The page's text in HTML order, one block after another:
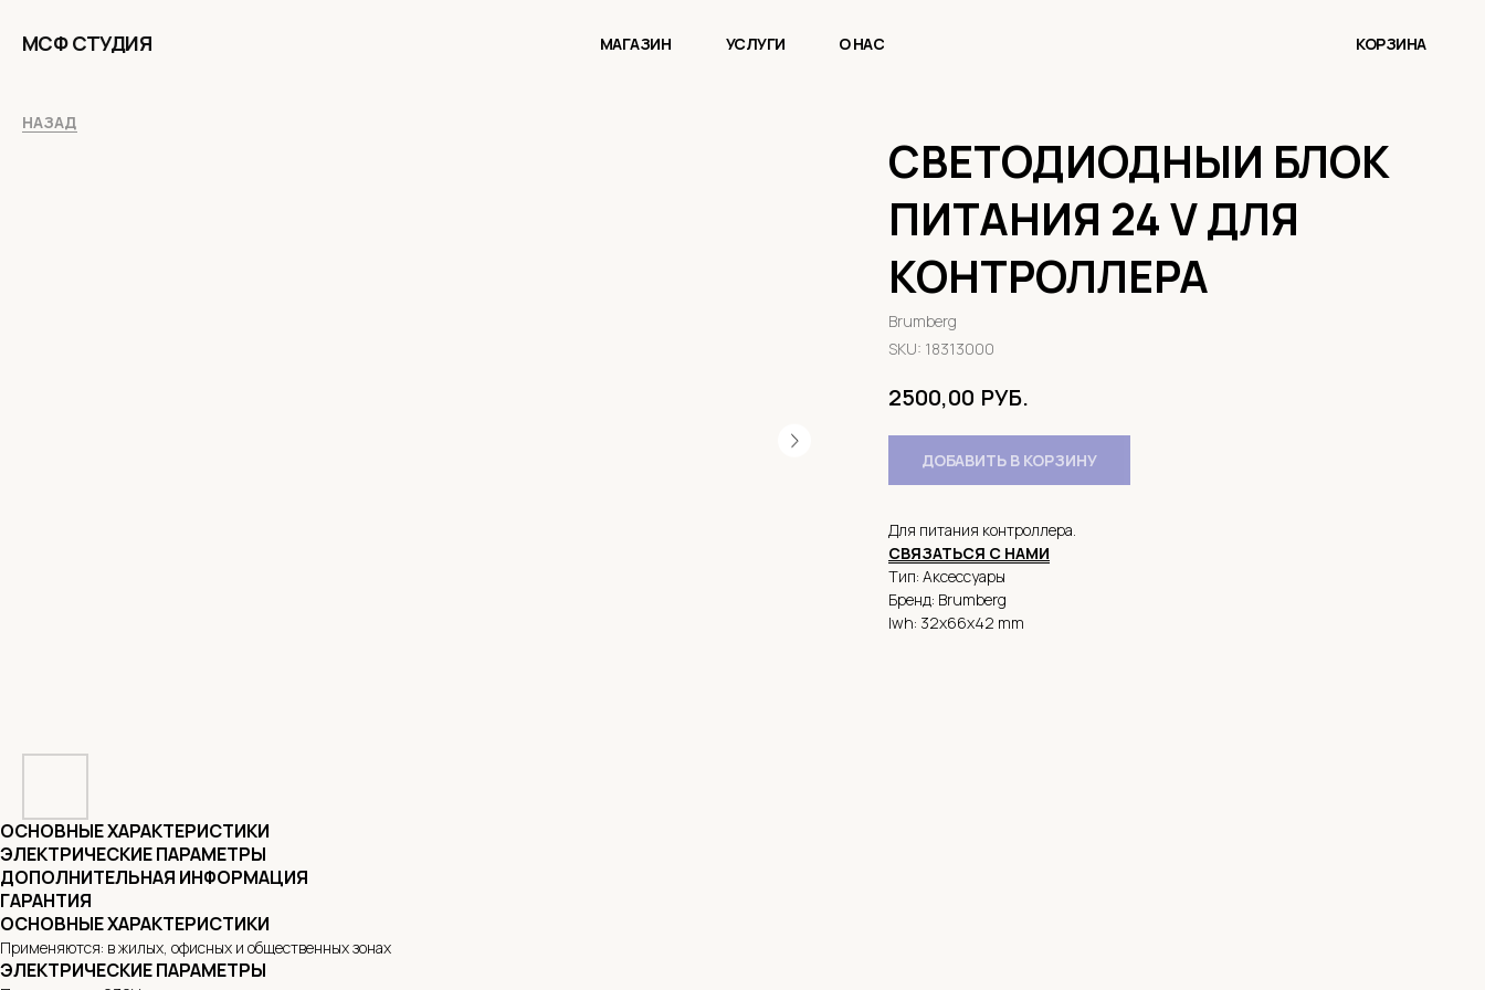
МАГАЗИН УСЛУГИ
МСФ СТУДИЯ О НАС КОРЗИНА
НАЗАД
СВЕТОДИОДНЫЙ БЛОК
ПИТАНИЯ 24 V ДЛЯ
КОНТРОЛЛЕРА
Brumberg
SKU: 18313000
2500,00 РУБ.
ДОБАВИТЬ В КОРЗИНУ
Для питания контроллера.
СВЯЗАТЬСЯ С НАМИ
Тип: Аксессуары
Бренд: Brumberg
lwh: 32x66x42 mm
ОСНОВНЫЕ ХАРАКТЕРИСТИКИ
ЭЛЕКТРИЧЕСКИЕ ПАРАМЕТРЫ
ДОПОЛНИТЕЛЬНАЯ ИНФОРМАЦИЯ
ГАРАНТИЯ
ОСНОВНЫЕ ХАРАКТЕРИСТИКИ
Применяются: в жилых, офисных и общественных зонах
ЭЛЕКТРИЧЕСКИЕ ПАРАМЕТРЫ